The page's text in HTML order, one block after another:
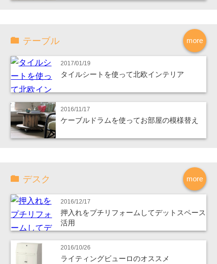
more
テーブル
2017/01/19
タイルシートを使って北欧インテリア
2016/11/17
ケーブルドラムを使ってお部屋の模様替え
more
デスク
2016/12/17
押入れをプチリフォームしてデットスペース
活用
2016/10/26
ライティングビューロのオススメ